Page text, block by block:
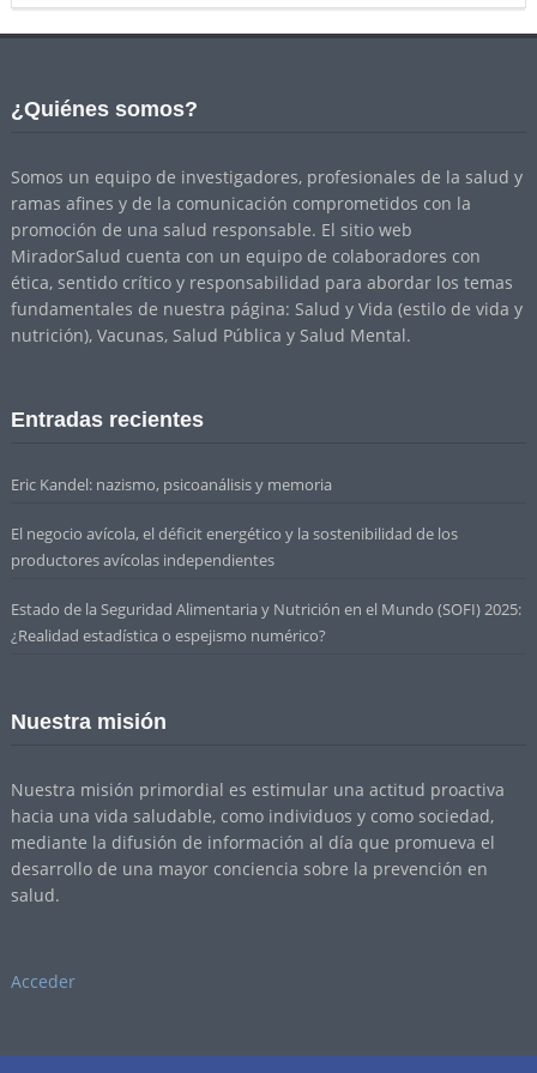
¿Quiénes somos?
Somos un equipo de investigadores, profesionales de la salud y
ramas afines y de la comunicación comprometidos con la
promoción de una salud responsable. El sitio web
MiradorSalud cuenta con un equipo de colaboradores con
ética, sentido crítico y responsabilidad para abordar los temas
fundamentales de nuestra página: Salud y Vida (estilo de vida y
nutrición), Vacunas, Salud Pública y Salud Mental.
Entradas recientes
Eric Kandel: nazismo, psicoanálisis y memoria
El negocio avícola, el déficit energético y la sostenibilidad de los
productores avícolas independientes
Estado de la Seguridad Alimentaria y Nutrición en el Mundo (SOFI) 2025:
¿Realidad estadística o espejismo numérico?
Nuestra misión
Nuestra misión primordial es estimular una actitud proactiva
hacia una vida saludable, como individuos y como sociedad,
mediante la difusión de información al día que promueva el
desarrollo de una mayor conciencia sobre la prevención en
salud.
Acceder